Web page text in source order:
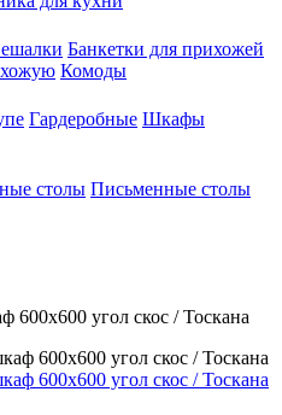
Банкетки для прихожей
Комоды
Гардеробные Шкафы
столы Письменные столы
угол скос / Тоскана